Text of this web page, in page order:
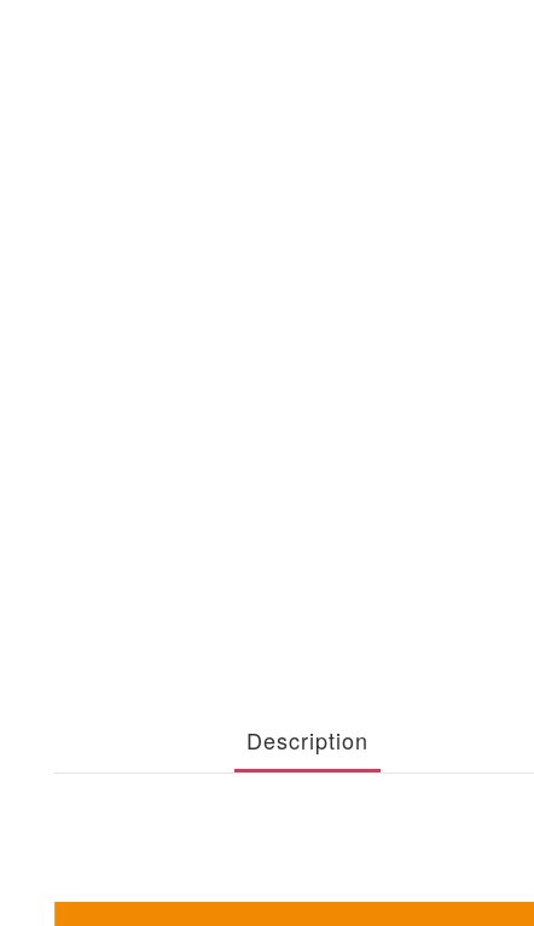
Description